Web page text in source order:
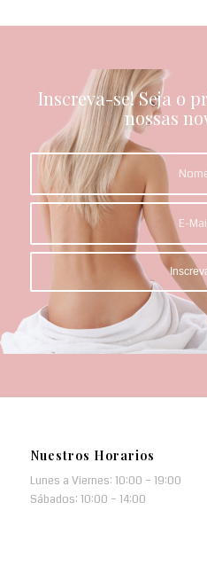
Inscreva-se! Seja o
nossas
Nuestros Horarios
Lunes a Viernes: 10:00 – 19:00
Sábados: 10:00 – 14:00